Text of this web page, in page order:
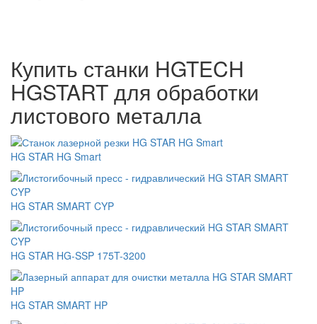
Купить станки HGTECH
HGSTART для обработки
листового металла
HG STAR HG Smart
HG STAR SMART CYP
HG STAR HG-SSP 175T-3200
HG STAR SMART HP